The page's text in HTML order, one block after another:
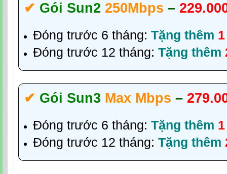
✔‎ Gói Sun2 250Mbps –
Đóng trước 6 tháng: Tặng thêm 1
Đóng trước 12 tháng: Tặng thêm
✔‎ Gói Sun3 Max Mbps –
Đóng trước 6 tháng: Tặng thêm 1
Đóng trước 12 tháng: Tặng thêm